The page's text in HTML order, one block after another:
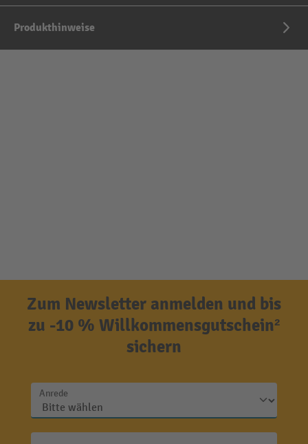
Produkthinweise
Zum Newsletter anmelden und bis
zu -10 % Willkommensgutschein²
sichern
Anrede